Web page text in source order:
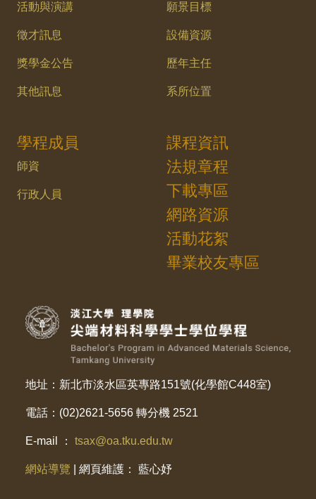
活動與演講
徵才訊息
獎學金公告
其他訊息
願景目標
設備資源
歷年主任
系所位置
學程成員
師資
行政人員
課程資訊
法規章程
下載專區
網路資源
活動花絮
畢業校友專區
地址：新北市淡水區英專路151號(化學館C448室)
電話：(02)2621-5656 轉分機 2521
E-mail ： tsax@oa.tku.edu.tw
網站導覽 | 網頁維護： 藍心妤